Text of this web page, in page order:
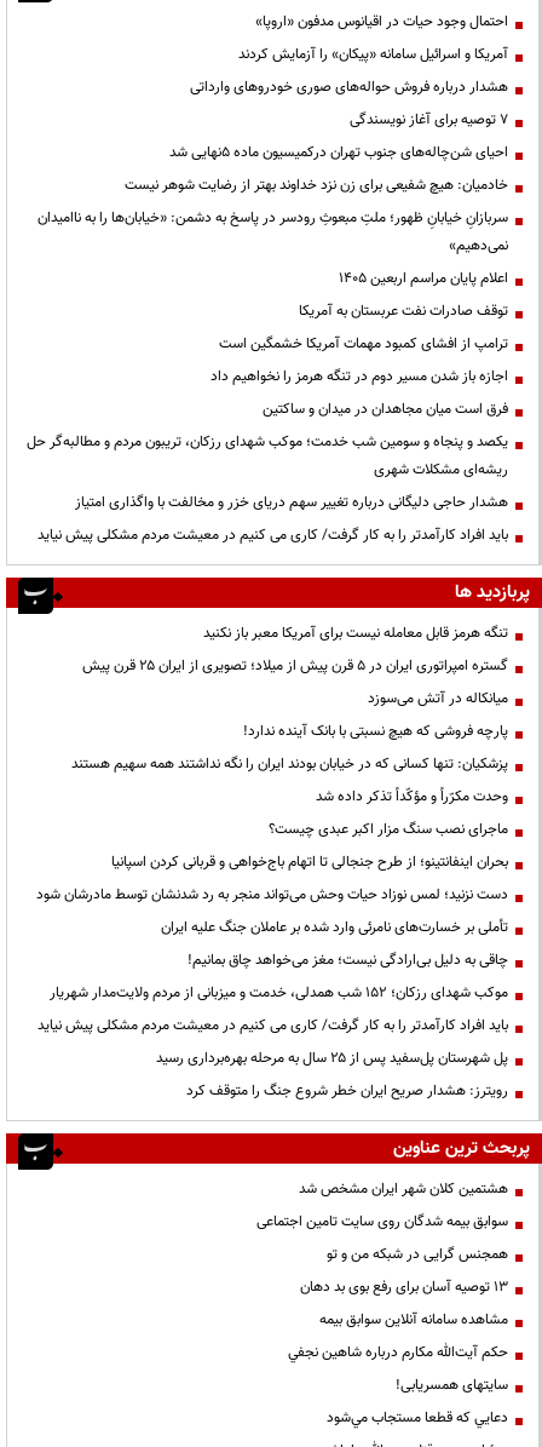
احتمال وجود حیات در اقیانوس مدفون «اروپا»
آمریکا و اسرائیل سامانه «پیکان» را آزمایش کردند
هشدار درباره فروش حواله‌های صوری خودروهای وارداتی
۷ توصیه برای آغاز نویسندگی
احیای شن‌چاله‌های جنوب تهران درکمیسیون ماده ۵نهایی شد
خادمیان: هیچ شفیعی برای زن نزد خداوند بهتر از رضایت شوهر نیست
سربازانِ خیابانِ ظهور؛ ملتِ مبعوثِ رودسر در پاسخ به دشمن: «خیابان‌ها را به ناامیدان
نمی‌دهیم»
اعلام پایان مراسم اربعین ۱۴۰۵
توقف صادرات نفت عربستان به آمریکا
ترامپ از افشای کمبود مهمات آمریکا خشمگین است
اجازه باز شدن مسیر دوم در تنگه هرمز را نخواهیم داد
فرق است میان مجاهدان در میدان و ساکتین
یکصد و پنجاه و سومین شب خدمت؛ موکب شهدای رزکان، تریبون مردم و مطالبه‌گر حل
ریشه‌ای مشکلات شهری
هشدار حاجی دلیگانی درباره تغییر سهم دریای خزر و مخالفت با واگذاری امتیاز
باید افراد کارآمدتر را به کار گرفت/ کاری می کنیم در معیشت مردم مشکلی پیش نیاید
پربازدید ها
تنگه هرمز قابل معامله نیست برای آمریکا معبر باز نکنید
گستره امپراتوری ایران در ۵ قرن پیش از میلاد؛ تصویری از ایران ۲۵ قرن پیش
میانکاله در آتش می‌سوزد
پارچه فروشی که هیچ نسبتی با بانک آینده ندارد!
پزشکیان: تنها کسانی که در خیابان بودند ایران را نگه نداشتند همه سهیم هستند
وحدت مکرّراً و مؤکّداً تذکر داده شد
ماجرای نصب سنگ مزار اکبر عبدی چیست؟
بحران اینفانتینو؛ از طرح جنجالی تا اتهام باج‌خواهی و قربانی کردن اسپانیا
دست نزنید؛ لمس نوزاد حیات وحش می‌تواند منجر به رد شدنشان توسط مادرشان شود
تأملی بر خسارت‌های نامرئی وارد شده بر عاملان جنگ علیه ایران
چاقی به دلیل بی‌ارادگی نیست؛ مغز می‌خواهد چاق بمانیم!
موکب شهدای رزکان؛ ۱۵۲ شب همدلی، خدمت و میزبانی از مردم ولایت‌مدار شهریار
باید افراد کارآمدتر را به کار گرفت/ کاری می کنیم در معیشت مردم مشکلی پیش نیاید
پل شهرستان پل‌سفید پس از ۲۵ سال به مرحله بهره‌برداری رسید
رویترز: هشدار صریح ایران خطر شروع جنگ را متوقف کرد
پربحث ترین عناوین
هشتمین کلان شهر ایران مشخص شد
سوابق بیمه شدگان روی سایت تامین اجتماعی
همجنس گرایی در شبکه من و تو
13 توصیه آسان برای رفع بوی بد دهان
مشاهده سامانه آنلاين سوابق بیمه
حكم آيت‌الله مكارم درباره شاهين نجفي
سایتهای همسریابی!
دعايي كه قطعا مستجاب مي‌شود